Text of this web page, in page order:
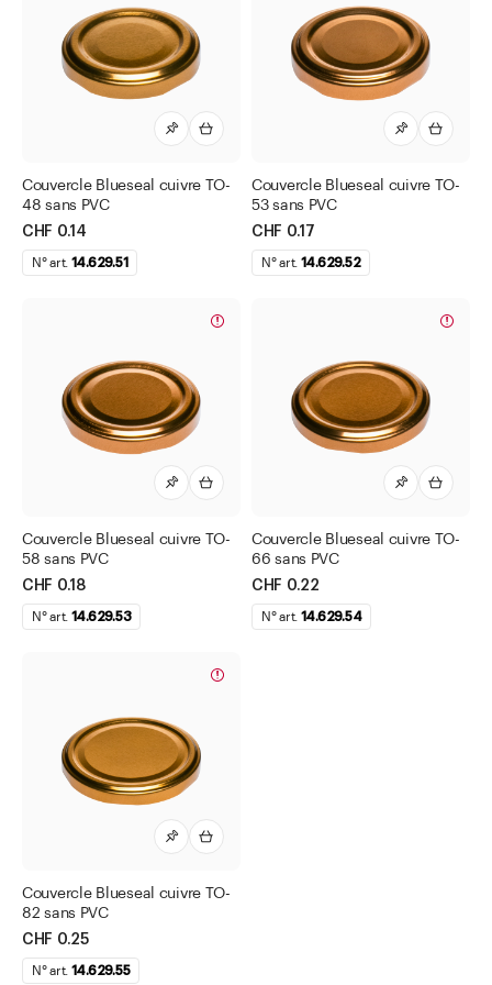
Couvercles Twist-Off
Couvercles Blueseal pour remplissage à froid
Couvercles Twist-Off
Couvercles Twist-Off avec Button
Couvercles Twist-Off avec décors
Couvercles Twist-Off Blueseal
Couvercles Twist-Off Blueseal blanc
Couvercles Twist-Off Blueseal cuivre
Couvercles Twist-Off Blueseal noir
Couvercles Twist-Off Blueseal or
Couvercles Twist-Off Blueseal avec Button
Couvercles Twist-Off DEEP Blueseal
Couvercles Twist-Off stérilisables
Dispensateur de médicaments
Pipettes
Pompe à lotion blanc
Pompe à lotion noir
pour bocaux INTERPHARMA
pour bocaux PULVIS en PET
Couvercle Blueseal cuivre TO-
48 sans PVC
CHF 0.14
N° art. 14.629.51
Couvercle Blueseal cuivre TO-
53 sans PVC
CHF 0.17
N° art. 14.629.52
Couvercle Blueseal cuivre TO-
58 sans PVC
CHF 0.18
N° art. 14.629.53
Couvercle Blueseal cuivre TO-
66 sans PVC
CHF 0.22
N° art. 14.629.54
Couvercle Blueseal cuivre TO-
82 sans PVC
CHF 0.25
N° art. 14.629.55